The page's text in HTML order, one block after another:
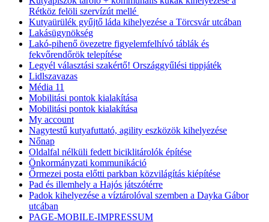
Rétköz felöli szervízút mellé
Kutyaürülék gyűjtő láda kihelyezése a Törcsvár utcában
Lakásügynökség
Lakó-pihenő övezetre figyelemfelhívó táblák és
fekvőrendőrök telepítése
Legyél választási szakértő! Országgyűlési tippjáték
Lidlszavazas
Média 11
Mobilitási pontok kialakítása
Mobilitási pontok kialakítása
My account
Nagytestű kutyafuttató, agility eszközök kihelyezése
Nőnap
Oldalfal nélküli fedett biciklitárolók építése
Önkormányzati kommunikáció
Őrmezei posta előtti parkban közvilágítás kiépítése
Pad és illemhely a Hajós játszótérre
Padok kihelyezése a víztárolóval szemben a Dayka Gábor
utcában
PAGE-MOBILE-IMPRESSUM